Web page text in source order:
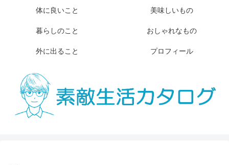
体に良いこと 美味しいもの
暮らしのこと おしゃれなもの
外に出ること プロフィール